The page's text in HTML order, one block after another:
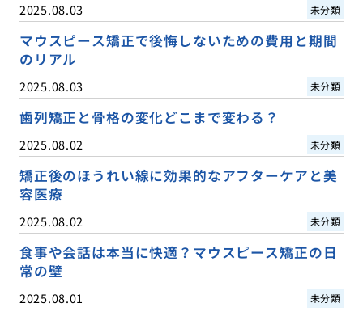
2025.08.03 未分類
マウスピース矯正で後悔しないための費用と期間
のリアル
2025.08.03 未分類
歯列矯正と骨格の変化どこまで変わる？
2025.08.02 未分類
矯正後のほうれい線に効果的なアフターケアと美
容医療
2025.08.02 未分類
食事や会話は本当に快適？マウスピース矯正の日
常の壁
2025.08.01 未分類